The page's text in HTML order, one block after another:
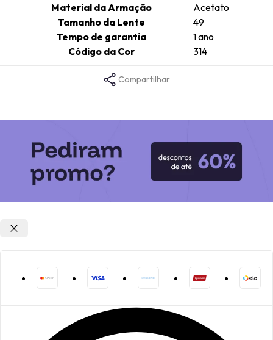
Material da Armação
Acetato
Tamanho da Lente
49
Tempo de garantia
1 ano
Código da Cor
314
Compartilhar